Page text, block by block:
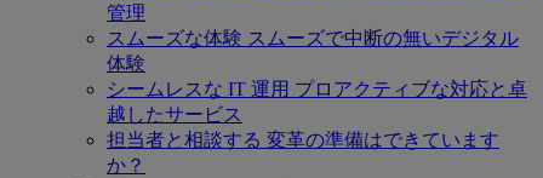
管理
スムーズな体験 スムーズで中断の無いデジタル
体験
シームレスな IT 運用 プロアクティブな対応と卓
越したサービス
担当者と相談する 変革の準備はできています
か？